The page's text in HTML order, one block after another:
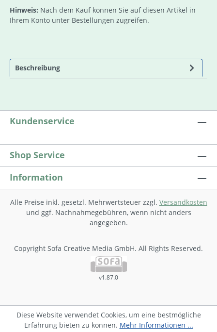
Hinweis: Nach dem Kauf können Sie auf diesen Artikel in
Ihrem Konto unter Bestellungen zugreifen.
Beschreibung
Kundenservice
Shop Service
Information
Alle Preise inkl. gesetzl. Mehrwertsteuer zzgl. Versandkosten
und ggf. Nachnahmegebühren, wenn nicht anders
angegeben.
Copyright Sofa Creative Media GmbH. All Rights Reserved.
v1.87.0
Diese Website verwendet Cookies, um eine bestmögliche
Erfahrung bieten zu können. Mehr Informationen ...